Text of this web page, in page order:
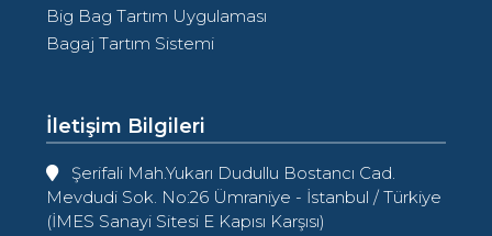
Big Bag Tartım Uygulaması
Bagaj Tartım Sistemi
İletişim Bilgileri
Şerifali Mah.Yukarı Dudullu Bostancı Cad.
Mevdudi Sok. No:26 Ümraniye - İstanbul / Türkiye
(İMES Sanayi Sitesi E Kapısı Karşısı)